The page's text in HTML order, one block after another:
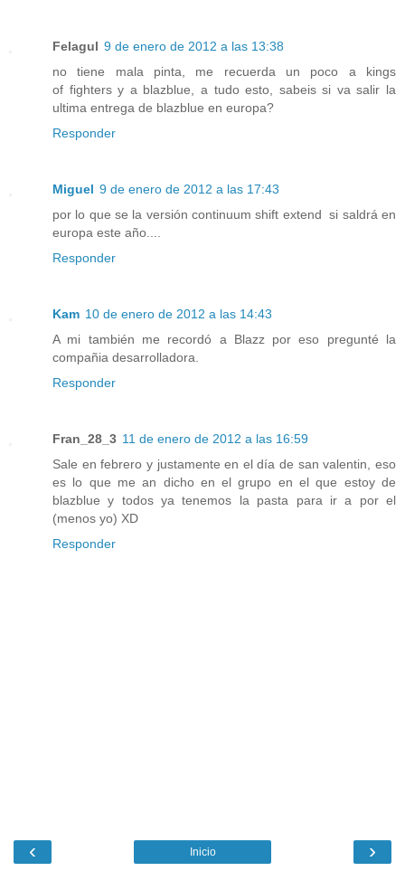
Felagul 9 de enero de 2012 a las 13:38
no tiene mala pinta, me recuerda un poco a kings
of fighters y a blazblue, a tudo esto, sabeis si va salir la
ultima entrega de blazblue en europa?
Responder
Miguel 9 de enero de 2012 a las 17:43
por lo que se la versión continuum shift extend si saldrá en
europa este año....
Responder
Kam 10 de enero de 2012 a las 14:43
A mi también me recordó a Blazz por eso pregunté la
compañia desarrolladora.
Responder
Fran_28_3 11 de enero de 2012 a las 16:59
Sale en febrero y justamente en el día de san valentin, eso
es lo que me an dicho en el grupo en el que estoy de
blazblue y todos ya tenemos la pasta para ir a por el
(menos yo) XD
Responder
‹ ›
Inicio